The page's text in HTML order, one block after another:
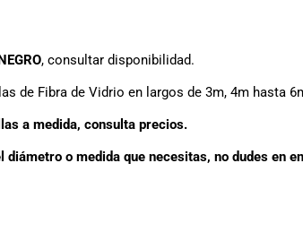
, consultar disponibilidad.
de Fibra de Vidrio en largos de 3m, 4m hasta
a medida, consulta precios.
diámetro o medida que necesitas, no dudes en